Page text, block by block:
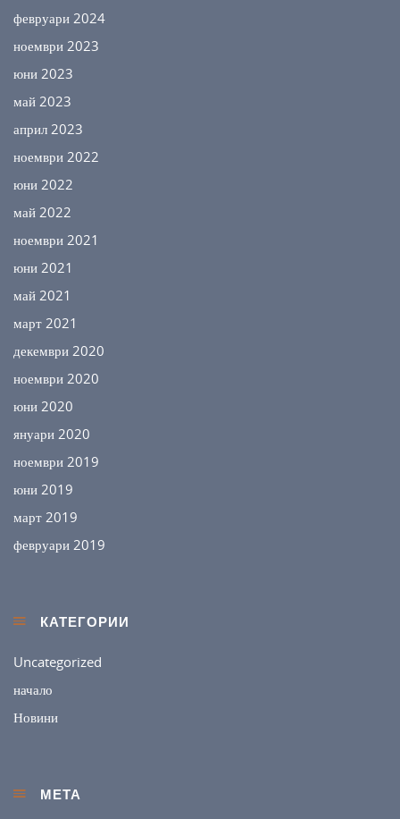
февруари 2024
ноември 2023
юни 2023
май 2023
април 2023
ноември 2022
юни 2022
май 2022
ноември 2021
юни 2021
май 2021
март 2021
декември 2020
ноември 2020
юни 2020
януари 2020
ноември 2019
юни 2019
март 2019
февруари 2019
КАТЕГОРИИ
Uncategorized
начало
Новини
МЕТА